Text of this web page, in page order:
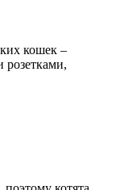
кошек –